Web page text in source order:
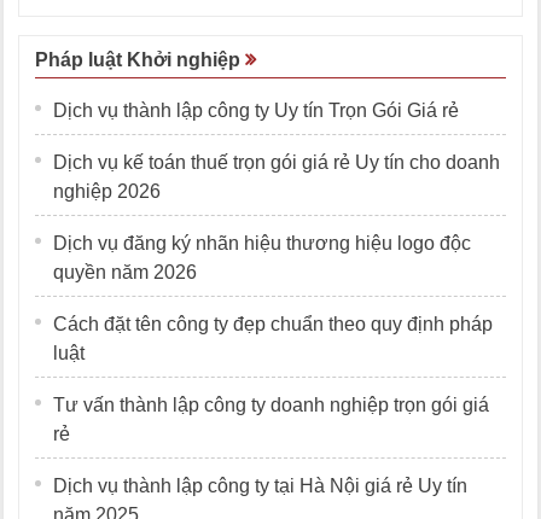
Pháp luật Khởi nghiệp
Dịch vụ thành lập công ty Uy tín Trọn Gói Giá rẻ
Dịch vụ kế toán thuế trọn gói giá rẻ Uy tín cho doanh
nghiệp 2026
Dịch vụ đăng ký nhãn hiệu thương hiệu logo độc
quyền năm 2026
Cách đặt tên công ty đẹp chuẩn theo quy định pháp
luật
Tư vấn thành lập công ty doanh nghiệp trọn gói giá
rẻ
Dịch vụ thành lập công ty tại Hà Nội giá rẻ Uy tín